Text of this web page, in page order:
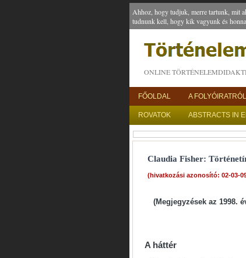
Ahhoz, hogy tudjuk, merre tartunk, mit
tudnunk kell, hogy kik vagyunk és
ONLINE
FŐOLDAL A FOLYÓIRATRÓL
ROVATOK ABSTRACTS IN
Claudia Fisher:
(hivatkozási azonosító: 02-03-
(Megjegyzések az 1998.
A háttér